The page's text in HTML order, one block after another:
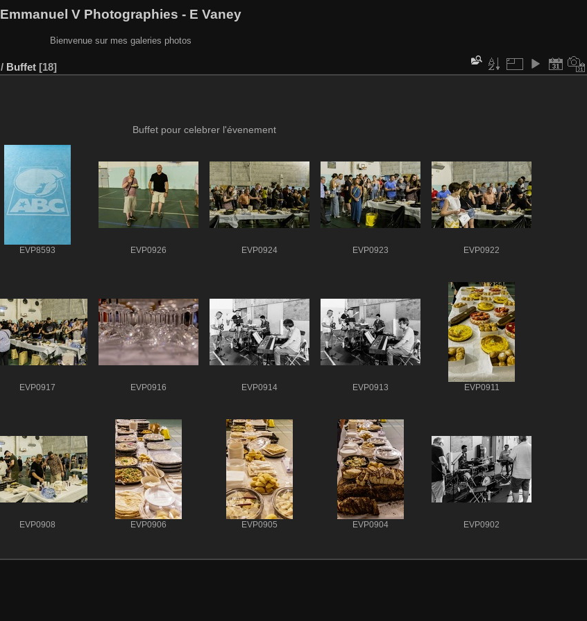
Emmanuel V Photographies - E Vaney
Bienvenue sur mes galeries photos
/ Buffet 18
Buffet pour celebrer l'évenement
EVP8593 EVP0926 EVP0924 EVP0923 EVP0922
EVP0917 EVP0916 EVP0914 EVP0913 EVP0911
EVP0908 EVP0906 EVP0905 EVP0904 EVP0902